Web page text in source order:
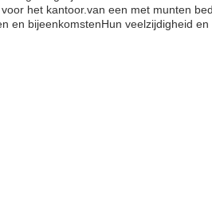
het kantoor.van een met munten
en bijeenkomstenHun veelzijdigheid